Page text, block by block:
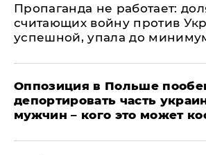
​Пропаганда не работает:
считающих войну против
успешной, упала до
Оппозиция в Польше
депортировать часть
мужчин – кого это может